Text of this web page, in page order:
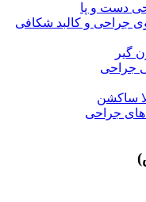
دست و پا
جراحی و کالبد شکافی
گیر
جراحی
ساکشن
جراحی